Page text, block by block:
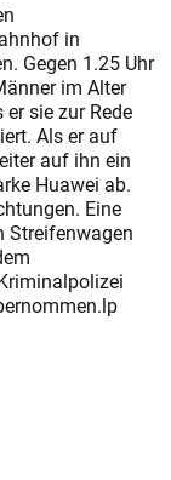
in
Gegen 1.25 Uhr
im Alter
sie zur Rede
Als er auf
auf ihn ein
Huawei ab.
Eine
Streifenwagen